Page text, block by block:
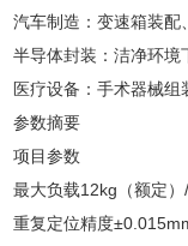
汽车制造‌：变速箱装配
半导体封装‌：洁净环境
医疗设备‌：手术器械组
参数摘要‌
项目参数
最大负载12kg（额定）
重复定位精度